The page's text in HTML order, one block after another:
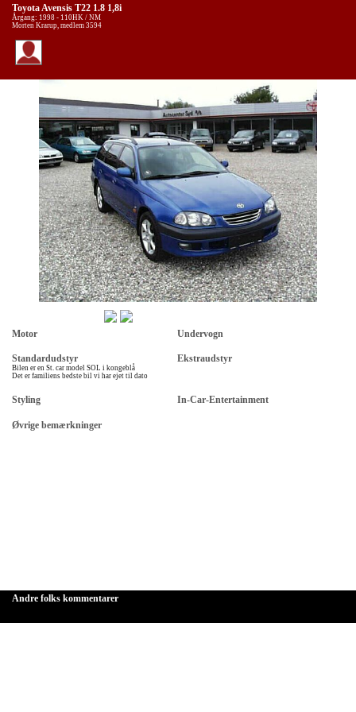
Toyota Avensis T22 1.8 1,8i
Årgang: 1998 - 110HK / NM
Morten Krarup, medlem 3594
Motor Undervogn
Standardudstyr
Bilen er en St. car model SOL i kongeblå
Det er familiens bedste bil vi har ejet til dato
Ekstraudstyr
Styling In-Car-Entertainment
Øvrige bemærkninger
Andre folks kommentarer